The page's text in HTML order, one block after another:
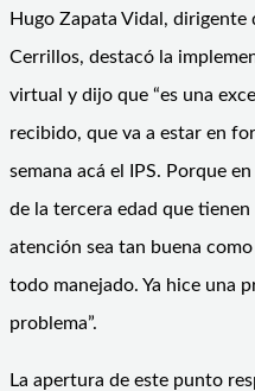
Hugo Zapata Vidal, dirigente
Cerrillos, destacó la
virtual y dijo que “es una
recibido, que va a estar en
semana acá el IPS. Porque
de la tercera edad que
atención sea tan buena
todo manejado. Ya hice una
problema”.
La apertura de este punto